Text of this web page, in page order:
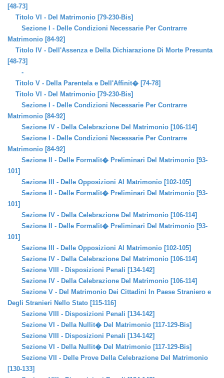
[48-73]
Titolo VI - Del Matrimonio [79-230-Bis]
Sezione I - Delle Condizioni Necessarie Per Contrarre
Matrimonio [84-92]
Titolo IV - Dell'Assenza e Della Dichiarazione Di Morte Presunta
[48-73]
-
Titolo V - Della Parentela e Dell'Affinit� [74-78]
Titolo VI - Del Matrimonio [79-230-Bis]
Sezione I - Delle Condizioni Necessarie Per Contrarre
Matrimonio [84-92]
Sezione IV - Della Celebrazione Del Matrimonio [106-114]
Sezione I - Delle Condizioni Necessarie Per Contrarre
Matrimonio [84-92]
Sezione II - Delle Formalit� Preliminari Del Matrimonio [93-
101]
Sezione III - Delle Opposizioni Al Matrimonio [102-105]
Sezione II - Delle Formalit� Preliminari Del Matrimonio [93-
101]
Sezione IV - Della Celebrazione Del Matrimonio [106-114]
Sezione II - Delle Formalit� Preliminari Del Matrimonio [93-
101]
Sezione III - Delle Opposizioni Al Matrimonio [102-105]
Sezione IV - Della Celebrazione Del Matrimonio [106-114]
Sezione VIII - Disposizioni Penali [134-142]
Sezione IV - Della Celebrazione Del Matrimonio [106-114]
Sezione V - Del Matrimonio Dei Cittadini In Paese Straniero e
Degli Stranieri Nello Stato [115-116]
Sezione VIII - Disposizioni Penali [134-142]
Sezione VI - Della Nullit� Del Matrimonio [117-129-Bis]
Sezione VIII - Disposizioni Penali [134-142]
Sezione VI - Della Nullit� Del Matrimonio [117-129-Bis]
Sezione VII - Delle Prove Della Celebrazione Del Matrimonio
[130-133]